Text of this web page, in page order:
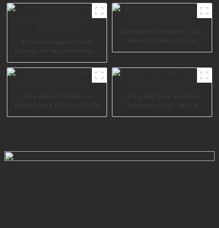
Einzelsofagestell mit
schwarzer Nickelfarbe in
Robustes Möbelbein aus
Metall I3016-200-10
Sofa Metall moderne
Möbelbeine I2995-210-09
2024 Hot Sale Fashion
Sofabein I3162-180-B